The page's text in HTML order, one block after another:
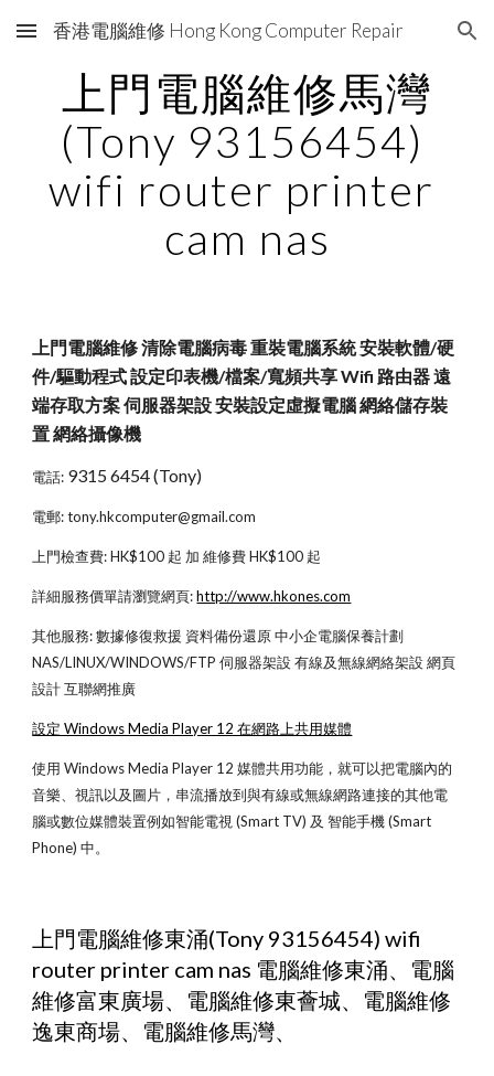
Skip to main content Skip to navigation
香港電腦維修 Hong Kong Computer Repair
上門電腦維修馬灣
(Tony 93156454)
wifi router printer
cam nas
上門電腦維修 清除電腦病毒 重裝電腦系統 安裝軟體/硬
件/驅動程式 設定印表機/檔案/寬頻共享 Wifi 路由器 遠
端存取方案 伺服器架設 安裝設定虛擬電腦 網絡儲存裝
置 網絡攝像機
電話: 9315 6454 (Tony)
電郵: tony.hkcomputer@gmail.com
上門檢查費: HK$100 起 加 維修費 HK$100 起
詳細服務價單請瀏覽網頁: http://www.hkones.com
其他服務: 數據修復救援 資料備份還原 中小企電腦保養計劃
NAS/LINUX/WINDOWS/FTP 伺服器架設 有線及無線網絡架設 網頁
設計 互聯網推廣
設定 Windows Media Player 12 在網路上共用媒體
使用 Windows Media Player 12 媒體共用功能，就可以把電腦內的
音樂、視訊以及圖片，串流播放到與有線或無線網路連接的其他電
腦或數位媒體裝置例如智能電視 (Smart TV) 及 智能手機 (Smart
Phone) 中。
上門電腦維修東涌(Tony 93156454) wifi
router printer cam nas 電腦維修東涌、電腦
維修富東廣場、電腦維修東薈城、電腦維修
逸東商場、電腦維修馬灣、